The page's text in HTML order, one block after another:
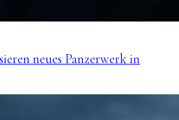
neues Panzerwerk in